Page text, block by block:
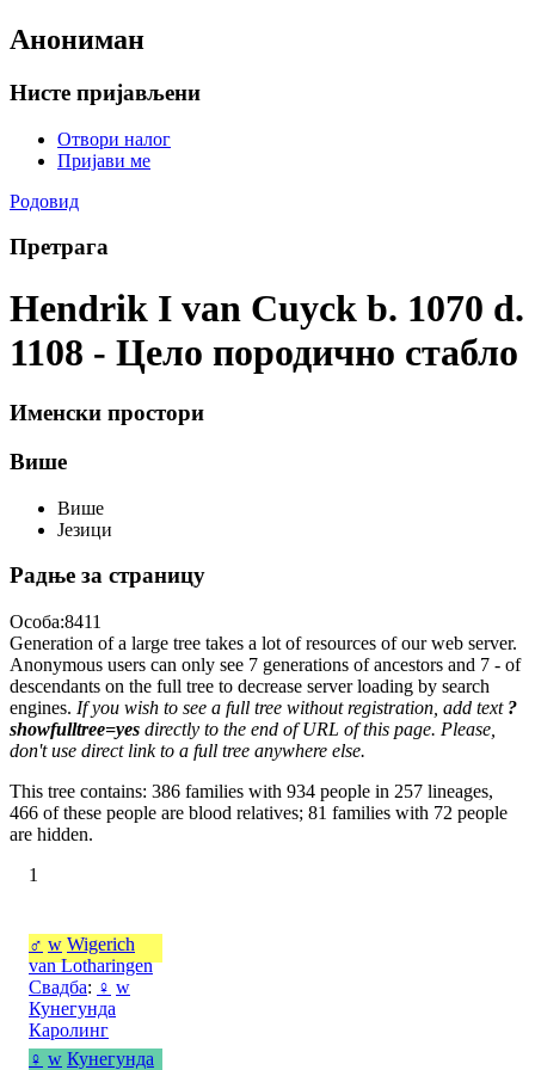
Анониман
Нисте пријављени
Отвори налог
Пријави ме
Родовид
Претрага
Hendrik I van Cuyck b. 1070 d.
1108 - Цело породично стабло
Именски простори
Више
Више
Језици
Радње за страницу
Особа:8411
Generation of a large tree takes a lot of resources of our web server.
Anonymous users can only see 7 generations of ancestors and 7 - of
descendants on the full tree to decrease server loading by search
engines. If you wish to see a full tree without registration, add text ?
showfulltree=yes directly to the end of URL of this page. Please,
don't use direct link to a full tree anywhere else.
This tree contains: 386 families with 934 people in 257 lineages,
466 of these people are blood relatives; 81 families with 72 people
are hidden.
1
♂ w Wigerich
van Lotharingen
Свадба: ♀ w
Кунегунда
Каролинг
♀ w Кунегунда